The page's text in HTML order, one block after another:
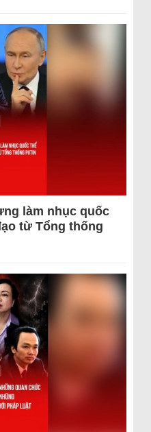
làm nhục quốc
từ Tổng thống